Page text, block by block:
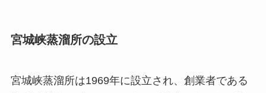
宮城峡蒸溜所の設立
宮城峡蒸溜所は1969年に設立され、創業者である